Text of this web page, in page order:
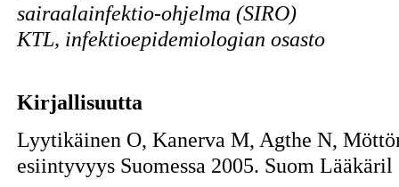
sairaalainfektio-ohjelma (SIRO)
KTL, infektioepidemiologian osasto
Kirjallisuutta
Lyytikäinen O, Kanerva M, Agthe N,
esiintyvyys Suomessa 2005. Suom